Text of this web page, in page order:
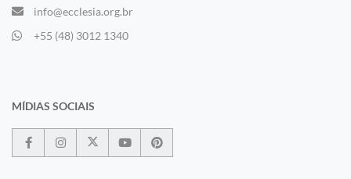
info@ecclesia.org.br
+55 (48) 3012 1340
MÍDIAS SOCIAIS